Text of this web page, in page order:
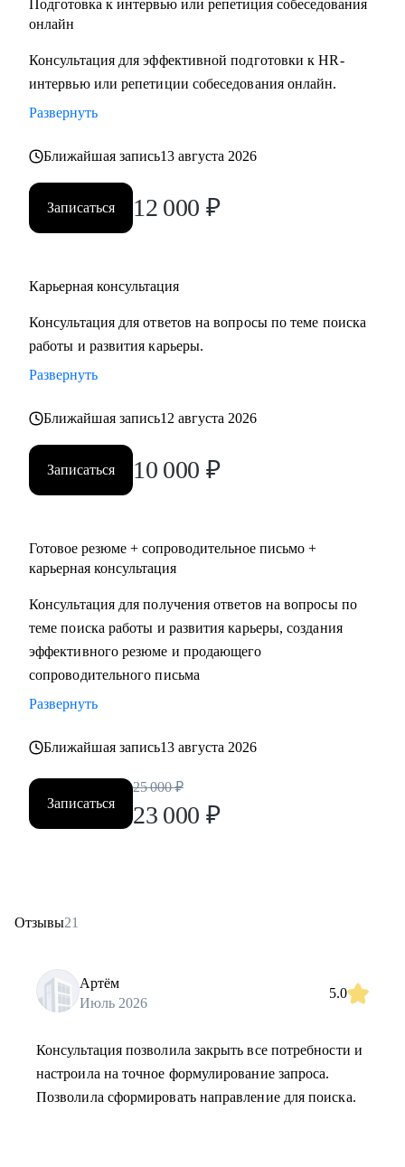
Подготовка к интервью или репетиция собеседования
онлайн
Консультация для эффективной подготовки к HR-
интервью или репетиции собеседования онлайн.
Развернуть
Ближайшая запись13 августа 2026
Записаться 12 000 ₽
Карьерная консультация
Консультация для ответов на вопросы по теме поиска
работы и развития карьеры.
Развернуть
Ближайшая запись12 августа 2026
Записаться 10 000 ₽
Готовое резюме + сопроводительное письмо +
карьерная консультация
Консультация для получения ответов на вопросы по
теме поиска работы и развития карьеры, создания
эффективного резюме и продающего
сопроводительного письма
Развернуть
Ближайшая запись13 августа 2026
Записаться
25 000 ₽
23 000 ₽
Отзывы21
Артём
Июль 2026
5.0
Консультация позволила закрыть все потребности и
настроила на точное формулирование запроса.
Позволила сформировать направление для поиска.